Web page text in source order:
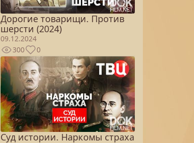
Дорогие товарищи. Против
шерсти (2024)
09.12.2024
300
0
Суд истории. Наркомы страха